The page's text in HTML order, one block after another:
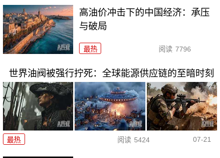
高油价冲击下的中国经济：承压
与破局
最热 阅读 7796
世界油阀被强行拧死：全球能源供应链的至暗时刻
最热 阅读 5424 07-21